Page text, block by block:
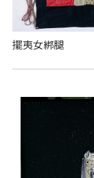
擺夷女綁腿